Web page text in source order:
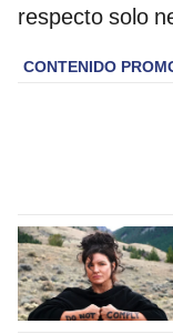
respecto solo